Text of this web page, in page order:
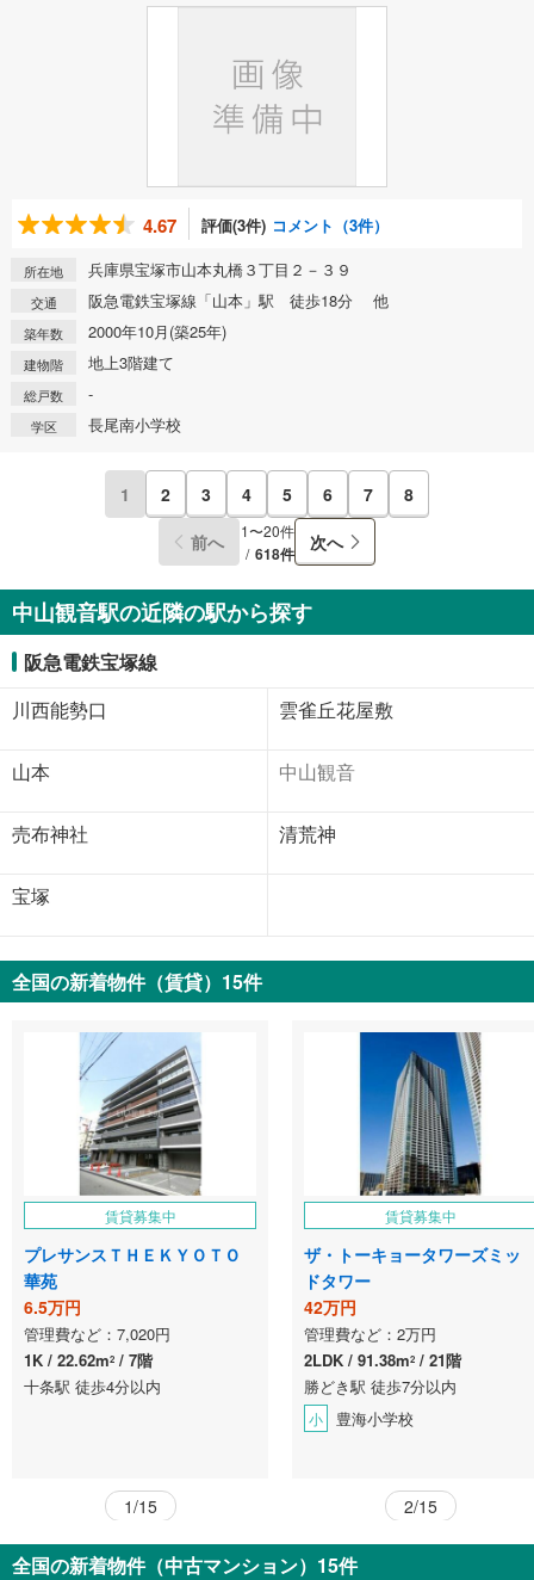
4.67 評価(3件) コメント（3件）
所在地 兵庫県宝塚市山本丸橋３丁目２－３９
交通 阪急電鉄宝塚線「山本」駅 徒歩18分 他
築年数 2000年10月(築25年)
建物階 地上3階建て
総戸数 -
学区 長尾南小学校
前へ
1 2 3 4 5 6 7
8
次へ
1〜20件
618件
中山観音駅の近隣の駅から探す
阪急電鉄宝塚線
川西能勢口
雲雀丘花屋敷
山本 中山観音
売布神社 清荒神
宝塚
全国の新着物件（賃貸）15件
賃貸募集中
プレサンスＴＨＥＫＹＯＴＯ
華苑
6.5万円
管理費など：7,020円
1K
22.62m2
7階
十条駅 徒歩4分以内
1/15
賃貸募集中
ザ・トーキョータワーズミッ
ドタワー
42万円
管理費など：2万円
2LDK
91.38m2
21階
勝どき駅 徒歩7分以内
小 豊海小学校
2/15
全国の新着物件（中古マンション）15件